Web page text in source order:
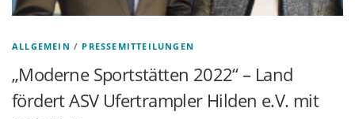
ALLGEMEIN / PRESSEMITTEILUNGEN
„Moderne Sportstätten 2022“ – Land
fördert ASV Ufertrampler Hilden e.V. mit